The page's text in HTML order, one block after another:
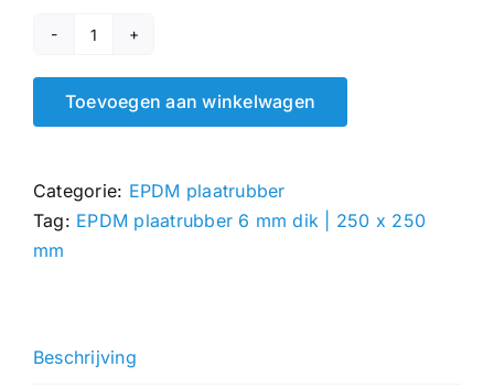
EPDM
plaatrubber
6
250
x
Toevoegen aan winkelwagen
Categorie: EPDM plaatrubber
Tag: EPDM plaatrubber 6 mm dik | 250 x 250
mm
Beschrijving